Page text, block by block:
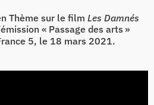
Thème sur le film Les Damnés
« Passage des arts »
5, le 18 mars 2021.